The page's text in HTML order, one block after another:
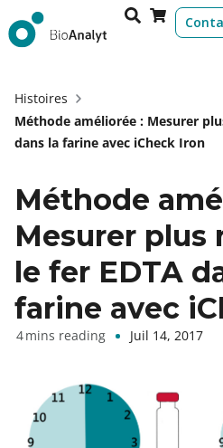
Histoires
Méthode améliorée : Mesurer
dans la farine avec iCheck Iron
Méthode
Mesurer plus
le fer EDTA
farine avec
Juil 14, 2017